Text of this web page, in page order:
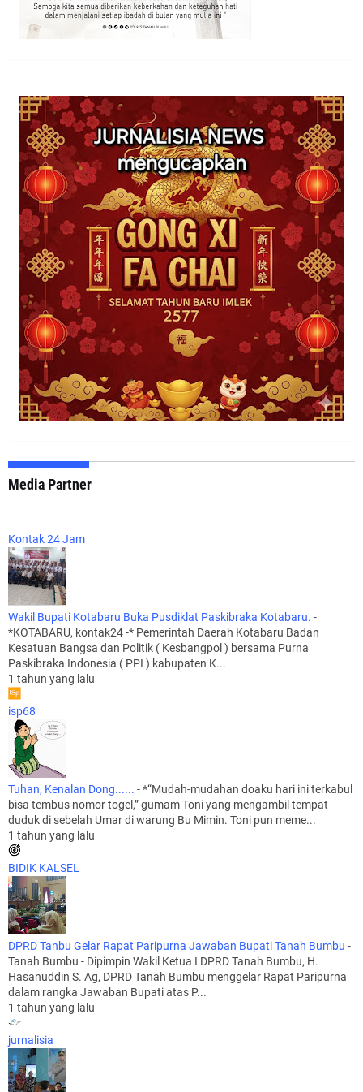
Media Partner
Kontak 24 Jam
Wakil Bupati Kotabaru Buka Pusdiklat Paskibraka Kotabaru. -
*KOTABARU, kontak24 -* Pemerintah Daerah Kotabaru Badan
Kesatuan Bangsa dan Politik ( Kesbangpol ) bersama Purna
Paskibraka Indonesia ( PPI ) kabupaten K...
1 tahun yang lalu
isp68
Tuhan, Kenalan Dong...... -*“Mudah-mudahan doaku hari ini terkabul
bisa tembus nomor togel,” gumam Toni yang mengambil tempat
duduk di sebelah Umar di warung Bu Mimin. Toni pun meme...
1 tahun yang lalu
BIDIK KALSEL
DPRD Tanbu Gelar Rapat Paripurna Jawaban Bupati Tanah Bumbu -
Tanah Bumbu - Dipimpin Wakil Ketua I DPRD Tanah Bumbu, H.
Hasanuddin S. Ag, DPRD Tanah Bumbu menggelar Rapat Paripurna
dalam rangka Jawaban Bupati atas P...
1 tahun yang lalu
jurnalisia